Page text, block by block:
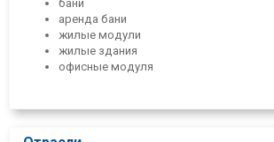
бани
аренда бани
жилые модули
жилые здания
офисные модуля
модули сауны